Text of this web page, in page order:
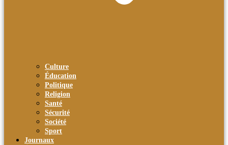
Culture
Éducation
Politique
Religion
Santé
Sécurité
Société
Sport
Journaux